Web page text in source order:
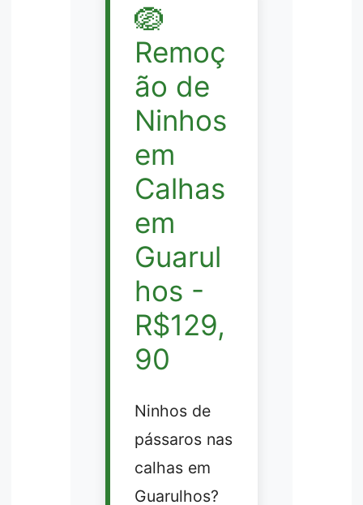
🪺
Remoç
ão de
Ninhos
em
Calhas
em
Guarul
hos -
R$129,
90
Ninhos de
pássaros nas
calhas em
Guarulhos?